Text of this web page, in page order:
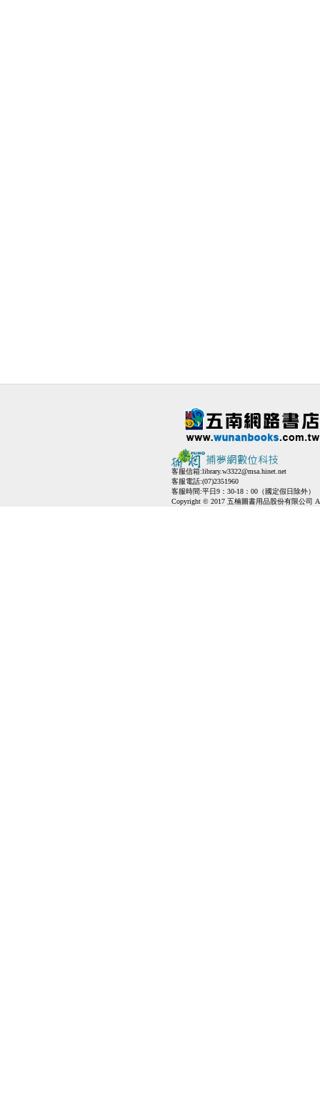
客服信箱:library.w3322@msa.hinet.net
客服電話:(07)2351960
客服時間:平日9：30-18：00（國定假日除外）
Copyright © 2017 五楠圖書用品股份有限公司